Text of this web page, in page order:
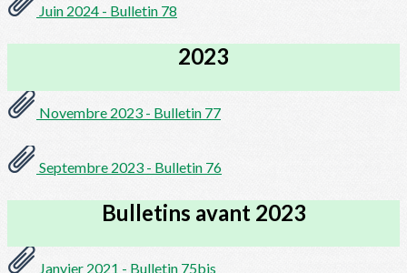
Juin 2024 - Bulletin 78
2023
Novembre 2023 - Bulletin 77
Septembre 2023 - Bulletin 76
Bulletins avant 2023
Janvier 2021 - Bulletin 75bis